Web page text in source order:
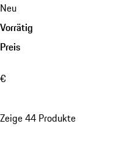
Neu
Vorrätig
Preis
€
Zeige 44 Produkte